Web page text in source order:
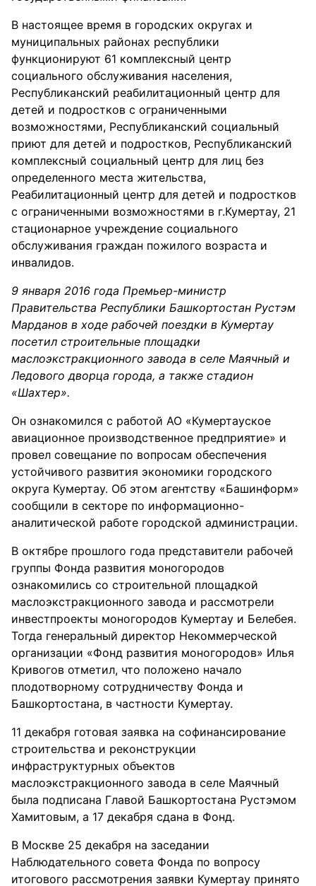
В настоящее время в городских округах и
муниципальных районах республики
функционируют 61 комплексный центр
социального обслуживания населения,
Республиканский реабилитационный центр для
детей и подростков с ограниченными
возможностями, Республиканский социальный
приют для детей и подростков, Республиканский
комплексный социальный центр для лиц без
определенного места жительства,
Реабилитационный центр для детей и подростков
с ограниченными возможностями в г.Кумертау, 21
стационарное учреждение социального
обслуживания граждан пожилого возраста и
инвалидов.
9 января 2016 года Премьер-министр
Правительства Республики Башкортостан Рустэм
Марданов в ходе рабочей поездки в Кумертау
посетил строительные площадки
маслоэкстракционного завода в селе Маячный и
Ледового дворца города, а также стадион
«Шахтер».
Он ознакомился с работой АО «Кумертауское
авиационное производственное предприятие» и
провел совещание по вопросам обеспечения
устойчивого развития экономики городского
округа Кумертау. Об этом агентству «Башинформ»
сообщили в секторе по информационно-
аналитической работе городской администрации.
В октябре прошлого года представители рабочей
группы Фонда развития моногородов
ознакомились со строительной площадкой
маслоэкстракционного завода и рассмотрели
инвестпроекты моногородов Кумертау и Белебея.
Тогда генеральный директор Некоммерческой
организации «Фонд развития моногородов» Илья
Кривогов отметил, что положено начало
плодотворному сотрудничеству Фонда и
Башкортостана, в частности Кумертау.
11 декабря готовая заявка на софинансирование
строительства и реконструкции
инфраструктурных объектов
маслоэкстракционного завода в селе Маячный
была подписана Главой Башкортостана Рустэмом
Хамитовым, а 17 декабря сдана в Фонд.
В Москве 25 декабря на заседании
Наблюдательного совета Фонда по вопросу
итогового рассмотрения заявки Кумертау принято